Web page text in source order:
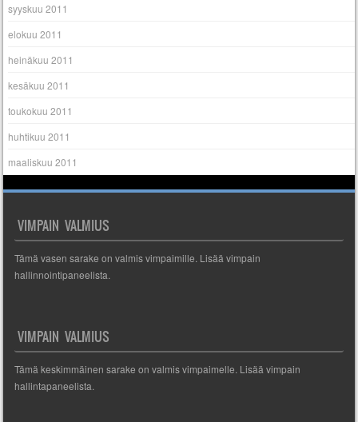
syyskuu 2011
elokuu 2011
heinäkuu 2011
kesäkuu 2011
toukokuu 2011
huhtikuu 2011
maaliskuu 2011
VIMPAIN VALMIUS
Tämä vasen sarake on valmis vimpaimille. Lisää vimpain
hallinnointipaneelista.
VIMPAIN VALMIUS
Tämä keskimmäinen sarake on valmis vimpaimelle. Lisää vimpain
hallintapaneelista.